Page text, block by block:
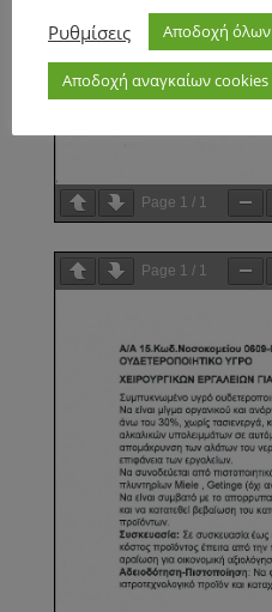
Page 1 / 1
Page 1 / 1
Ρυθμίσεις
Αποδοχή όλων
Αποδοχή αναγκαίων cookies